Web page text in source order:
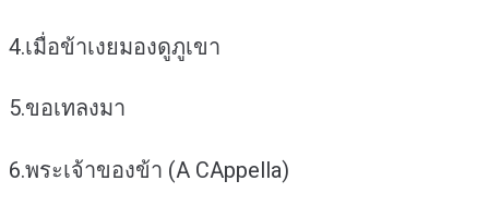
4.เมื่อข้าเงยมองดูภูเขา
5.ขอเทลงมา
6.พระเจ้าของข้า (A CAppella)